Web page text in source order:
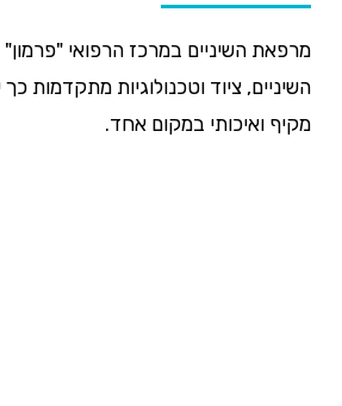
מרפאת השיניים במרכז הרפואי
השיניים, ציוד וטכנולוגיות מתקדמות
מקיף ואיכותי במקום אחד.